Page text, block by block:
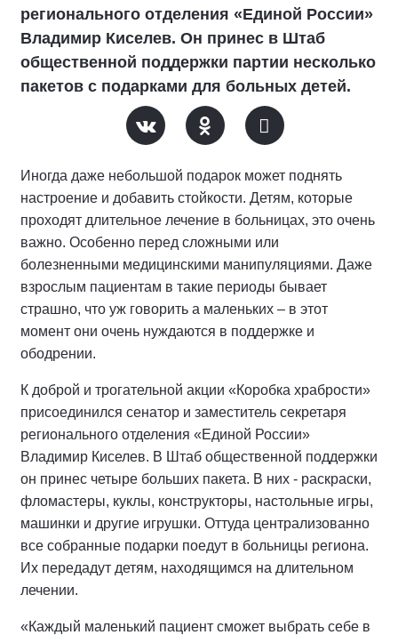
регионального отделения «Единой России»
Владимир Киселев. Он принес в Штаб
общественной поддержки партии несколько
пакетов с подарками для больных детей.
Иногда даже небольшой подарок может поднять
настроение и добавить стойкости. Детям, которые
проходят длительное лечение в больницах, это очень
важно. Особенно перед сложными или
болезненными медицинскими манипуляциями. Даже
взрослым пациентам в такие периоды бывает
страшно, что уж говорить а маленьких – в этот
момент они очень нуждаются в поддержке и
ободрении.
К доброй и трогательной акции «Коробка храбрости»
присоединился сенатор и заместитель секретаря
регионального отделения «Единой России»
Владимир Киселев. В Штаб общественной поддержки
он принес четыре больших пакета. В них - раскраски,
фломастеры, куклы, конструкторы, настольные игры,
машинки и другие игрушки. Оттуда централизованно
все собранные подарки поедут в больницы региона.
Их передадут детям, находящимся на длительном
лечении.
«Каждый маленький пациент сможет выбрать себе в